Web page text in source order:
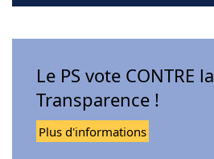
Le PS vote CONTRE la
Transparence !
Plus d'informations